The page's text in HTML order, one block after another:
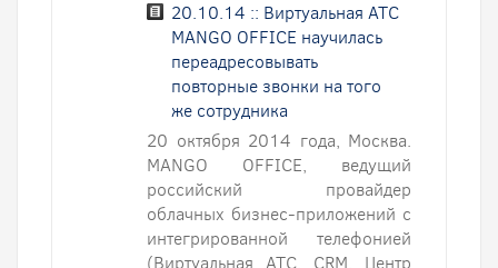
20.10.14 :: Виртуальная АТС
MANGO OFFICE научилась
переадресовывать
повторные звонки на того
же сотрудника
20 октября 2014 года, Москва.
MANGO OFFICE, ведущий
российский провайдер
облачных бизнес-приложений с
интегрированной телефонией
(Виртуальная АТС, CRM, Центр